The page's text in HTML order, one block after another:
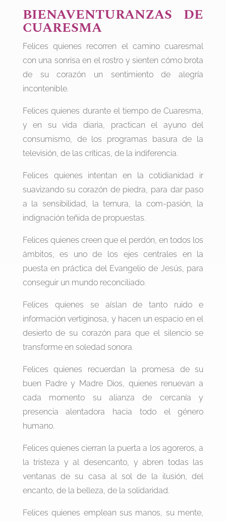
BIENAVENTURANZAS DE
CUARESMA
Felices quienes recorren el camino cuaresmal
con una sonrisa en el rostro y sienten cómo brota
de su corazón un sentimiento de alegría
incontenible.
Felices quienes durante el tiempo de Cuaresma,
y en su vida diaria, practican el ayuno del
consumismo, de los programas basura de la
televisión, de las críticas, de la indiferencia.
Felices quienes intentan en la cotidianidad ir
suavizando su corazón de piedra, para dar paso
a la sensibilidad, la ternura, la com-pasión, la
indignación teñida de propuestas.
Felices quienes creen que el perdón, en todos los
ámbitos, es uno de los ejes centrales en la
puesta en práctica del Evangelio de Jesús, para
conseguir un mundo reconciliado.
Felices quienes se aíslan de tanto ruido e
información vertiginosa, y hacen un espacio en el
desierto de su corazón para que el silencio se
transforme en soledad sonora.
Felices quienes recuerdan la promesa de su
buen Padre y Madre Dios, quienes renuevan a
cada momento su alianza de cercanía y
presencia alentadora hacia todo el género
humano.
Felices quienes cierran la puerta a los agoreros, a
la tristeza y al desencanto, y abren todas las
ventanas de su casa al sol de la ilusión, del
encanto, de la belleza, de la solidaridad.
Felices quienes emplean sus manos, su mente,